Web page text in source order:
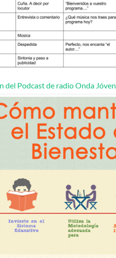
del Podcast de radio Onda Jóven